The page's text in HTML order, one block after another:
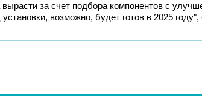
за счет подбора компонентов с
возможно, будет готов в 2025 году",